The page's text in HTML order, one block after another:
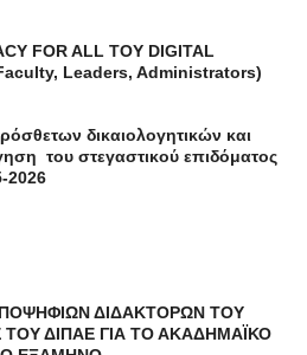
FOR ALL ΤΟΥ DIGITAL
Leaders, Administrators)
δικαιολογητικών και
του στεγαστικού επιδόματος
2026
ΔΙΔΑΚΤΟΡΩΝ ΤΟΥ
ΔΙΠΑΕ ΓΙΑ ΤΟ ΑΚΑΔΗΜΑΪΚΟ